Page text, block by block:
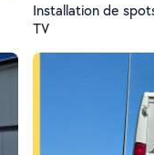
Installation de
TV